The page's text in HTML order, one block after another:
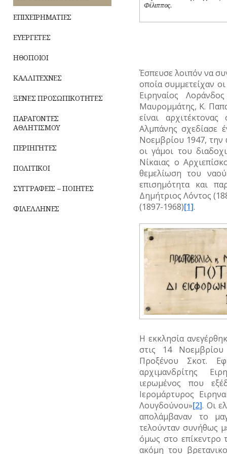
Παραδόσεις
Παροιμίες
Αινίγματα
ΤΟΥΡΙΣΜΟΣ
ΕΠΙΧΕΙΡΗΜΑΤΙΕΣ
ΕΥΕΡΓΕΤΕΣ
ΗΘΟΠΟΙΟΙ
ΚΑΛΛΙΤΕΧΝΕΣ
ΞΕΝΕΣ ΠΡΟΣΩΠΙΚΟΤΗΤΕΣ
ΠΑΡΑΓΟΝΤΕΣ
ΑΘΛΗΤΙΣΜΟΥ
ΠΕΡΙΗΓΗΤΕΣ
ΠΟΛΙΤΙΚΟΙ
ΣΥΓΓΡΑΦΕΙΣ – ΠΟΙΗΤΕΣ
ΦΙΛΕΛΛΗΝΕΣ
Φίλιππος.
Έσπευσε λοιπόν να
οποία συμμετείχαν
Ειρηναίος
Μαυρομμάτης, Κ.
είναι
Αλμπάνης σχεδίασε
Νοεμβρίου 1947, την
οι γάμοι του
Νίκαιας ο
θεμελίωση του
επισημότητα και
Δημήτριος Λόντος
(1897-1968)[1].
Η εκκλησία
στις 14
Προξένου Σκοτ.
αρχιμανδρίτης
ιερωμένος που
Ιερομάρτυρος
Λουγδούνου»[2]. Οι
απολάμβαναν το
τελούνταν συνήθως
όμως στο επίκεντρο
ακόμη του